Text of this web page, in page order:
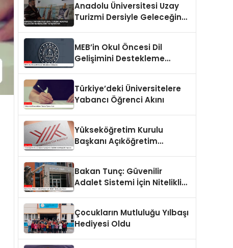
Anadolu Üniversitesi Uzay
Turizmi Dersiyle Geleceğin
MEB’in Okul Öncesi Dil
Gelişimini Destekleme
Türkiye’deki Üniversitelere
Yabancı Öğrenci Akını
Yükseköğretim Kurulu
Başkanı Açıköğretim
Bakan Tunç: Güvenilir
Adalet Sistemi İçin Nitelikli
Çocukların Mutluluğu Yılbaşı
Hediyesi Oldu